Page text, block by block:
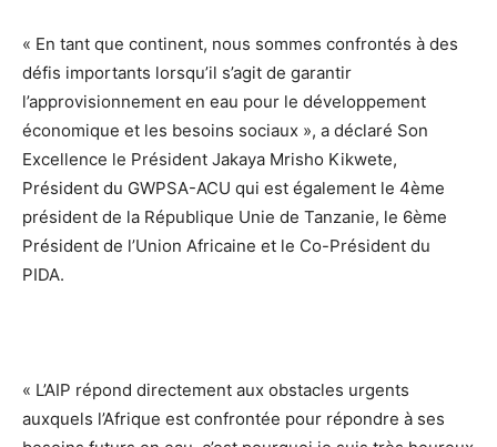
« En tant que continent, nous sommes confrontés à des
défis importants lorsqu’il s’agit de garantir
l’approvisionnement en eau pour le développement
économique et les besoins sociaux », a déclaré Son
Excellence le Président Jakaya Mrisho Kikwete,
Président du GWPSA-ACU qui est également le 4ème
président de la République Unie de Tanzanie, le 6ème
Président de l’Union Africaine et le Co-Président du
PIDA.
« L’AIP répond directement aux obstacles urgents
auxquels l’Afrique est confrontée pour répondre à ses